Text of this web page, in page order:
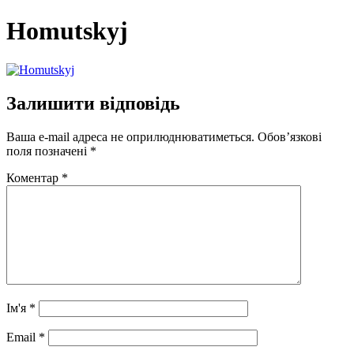
Homutskyj
Залишити відповідь
Ваша e-mail адреса не оприлюднюватиметься. Обов’язкові
поля позначені *
Коментар *
Ім'я *
Email *